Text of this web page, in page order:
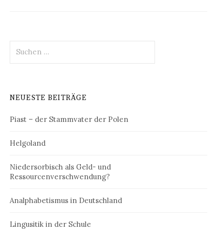
nach:
NEUESTE BEITRÄGE
Piast – der Stammvater der Polen
Helgoland
Niedersorbisch als Geld- und
Ressourcenverschwendung?
Analphabetismus in Deutschland
Lingusitik in der Schule